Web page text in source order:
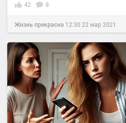
42 8
Жизнь прекрасна 12:30 22 мар 2021